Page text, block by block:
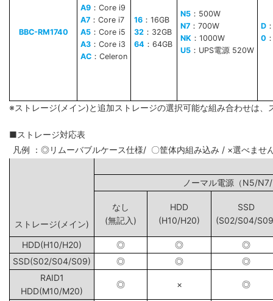
BBC-RM1740
A9 ：Core i9
A7 ：Core i7
A5 ：Core i5
A3 ：Core i3
AC ：Celeron
16 ：16GB
32 ：32GB
64 ：64GB
N5 ：500W
N7 ：700W
NK ：1000W
U5 ：UPS電源 520W
D
0
※ストレージ(メイン)と追加ストレージの選択可能な組み合わせは、
■ストレージ対応表
凡例 ：◎リムーバブルケース仕様/ 〇筐体内組み込み / ×選べませ
ストレージ(メイン)
ノーマル電源（
なし
(無記入)
HDD
(H10/H20)
SSD
(S02/S04/
HDD(H10/H20) ◎ ◎
◎
SSD(S02/S04/S09)
◎ ◎
◎
RAID1
HDD(M10/M20)
◎ × ◎